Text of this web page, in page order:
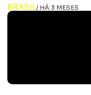
BRASIL/ HÁ 3 MESES